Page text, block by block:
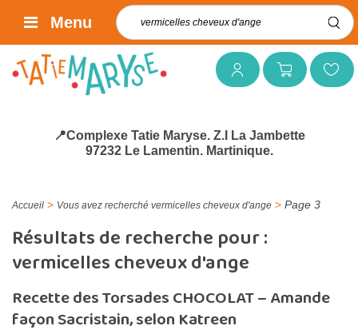
Mon compteMon panierMes favoris
Rechercher :
Menu
📍Complexe Tatie Maryse. Z.I La Jambette
97232 Le Lamentin. Martinique.
Accueil > Vous avez recherché vermicelles cheveux d'ange > Page 3
Résultats de recherche pour :
vermicelles cheveux d'ange
Recette des Torsades CHOCOLAT – Amande
façon Sacristain, selon Katreen